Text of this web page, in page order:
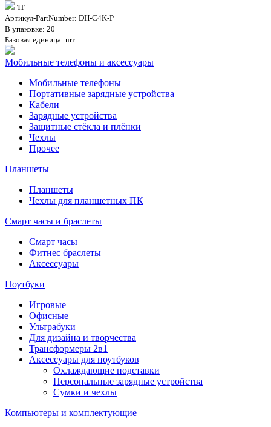
тг
Артикул-PartNumber: DH-C4K-P
В упаковке: 20
Базовая единица: шт
Мобильные телефоны и аксессуары
Мобильные телефоны
Портативные зарядные устройства
Кабели
Зарядные устройства
Защитные стёкла и плёнки
Чехлы
Прочее
Планшеты
Планшеты
Чехлы для планшетных ПК
Смарт часы и браслеты
Смарт часы
Фитнес браслеты
Аксессуары
Ноутбуки
Игровые
Офисные
Ультрабуки
Для дизайна и творчества
Трансформеры 2в1
Аксессуары для ноутбуков
Охлаждающие подставки
Персональные зарядные устройства
Сумки и чехлы
Компьютеры и комплектующие